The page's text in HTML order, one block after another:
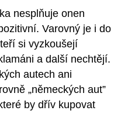
nesplňuje onen
Varovný je i do
si vyzkoušejí
a další nechtějí.
autech ani
„německých aut”
by dřív kupovat